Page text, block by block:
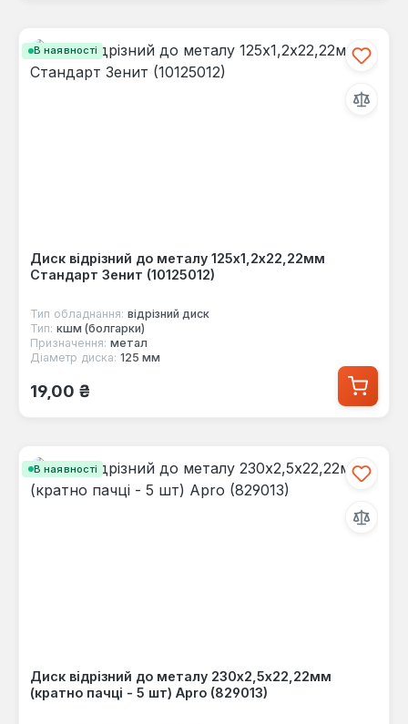
В наявності
Диск відрізний до металу 125х1,2х22,22мм
Стандарт Зенит (10125012)
Тип обладнання: відрізний диск
Тип: кшм (болгарки)
Призначення: метал
Діаметр диска: 125 мм
Звичайна ціна:
19,00 ₴
В наявності
Диск відрізний до металу 230х2,5х22,22мм
(кратно пачці - 5 шт) Apro (829013)